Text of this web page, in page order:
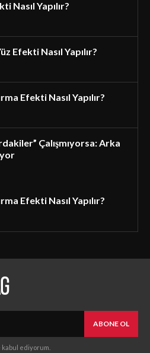
Nasıl Yapılır?
Efekti Nasıl Yapılır?
Efekti Nasıl Yapılır?
Çalışmıyorsa: Arka
Efekti Nasıl Yapılır?
ABONE OL
kabul ediyorum.